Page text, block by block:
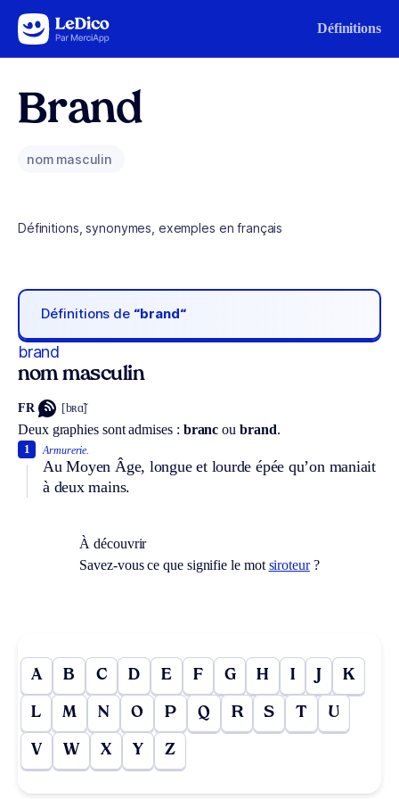
Aller au contenu Définitions
Brand
nom masculin
Définitions, synonymes, exemples en français
Définitions de “brand“
brand
nom masculin
FR [bʀɑ̃]
Deux graphies sont admises : branc ou brand.
Armurerie.
Au Moyen Âge, longue et lourde épée qu’on maniait
à deux mains.
1
À découvrir
Savez-vous ce que signifie le mot siroteur?
A B C D E F G H I J K
L M N O P Q R S T U
V W X Y Z